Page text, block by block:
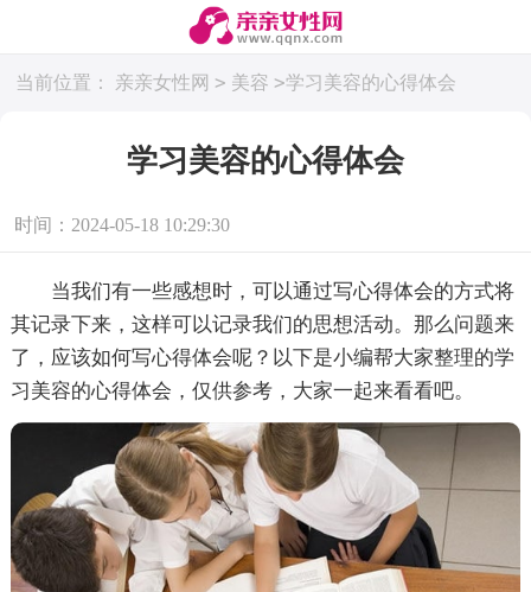
当前位置： 亲亲女性网 > 美容 >学习美容的心得体会
学习美容的心得体会
时间：2024-05-18 10:29:30
当我们有一些感想时，可以通过写心得体会的方式将
其记录下来，这样可以记录我们的思想活动。那么问题来
了，应该如何写心得体会呢？以下是小编帮大家整理的学
习美容的心得体会，仅供参考，大家一起来看看吧。